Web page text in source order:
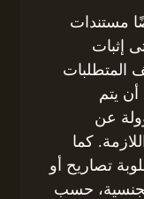
مستندات
إثبات
المتطلبات
أن يتم
عن
كما
تصاريح أو
حسب